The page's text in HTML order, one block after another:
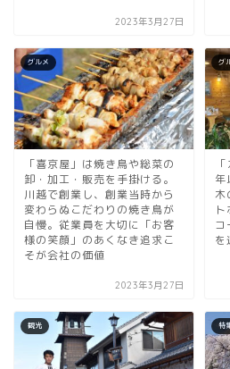
2023年3月27日
グルメ
「喜京屋」は焼き鳥や総菜の
卸・加工・販売を手掛ける。
川越で創業し、創業当時から
変わらぬこだわりの焼き鳥が
自慢。従業員を大切に「お客
様の笑顔」のあくなき追求こ
そが会社の価値
2023年3月27日
グ
年
木
コ
を
観光 特